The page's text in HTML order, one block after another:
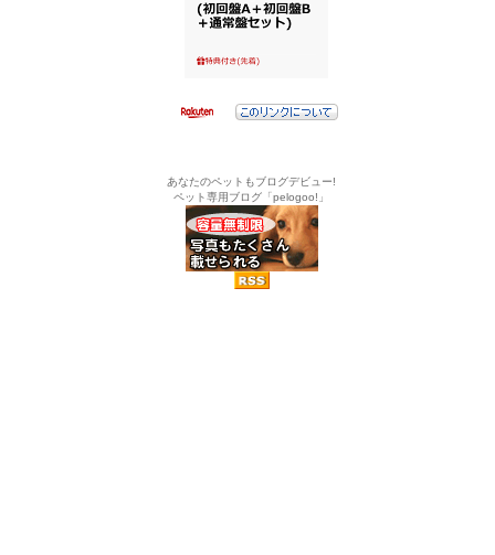
あなたのペットもブログデビュー!
ペット専用ブログ「pelogoo!」